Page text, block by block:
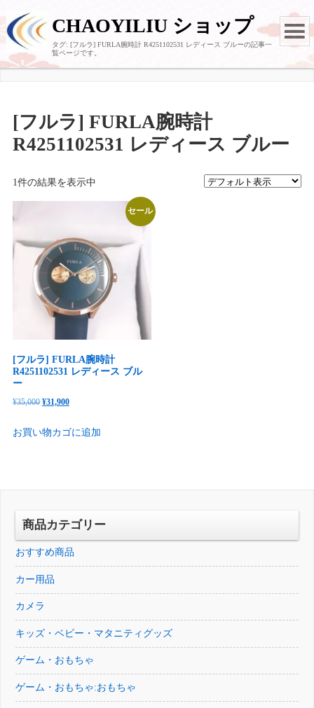
CHAOYILIU ショップ
タグ: [フルラ] FURLA腕時計 R4251102531 レディース ブルーの記事一
覧ページです。
[フルラ] FURLA腕時計
R4251102531 レディース ブルー
1件の結果を表示中
セール
[フルラ] FURLA腕時計
R4251102531 レディース ブル
ー
¥35,000 元
価
し
¥31,900現
の
お買い物カゴに追加
商品カテゴリー
おすすめ商品
カー用品
カメラ
キッズ・ベビー・マタニティグッズ
ゲーム・おもちゃ
ゲーム・おもちゃ:おもちゃ